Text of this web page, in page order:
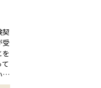
る
契
受
を
た
績